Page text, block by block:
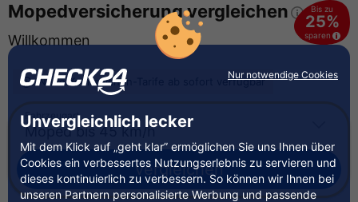
Nur notwendige Cookies
Unvergleichlich lecker
Mit dem Klick auf „geht klar” ermöglichen Sie uns Ihnen über
Cookies ein verbessertes Nutzungserlebnis zu servieren und
dieses kontinuierlich zu verbessern. So können wir Ihnen bei
unseren Partnern personalisierte Werbung und passende
Mopedversicherung vergleichen
Willkommen
Bis zu
25%
sparen
Neue Kennzeichen-Tarife ab sofort verfügbar
Fahrzeugart
vergleichen